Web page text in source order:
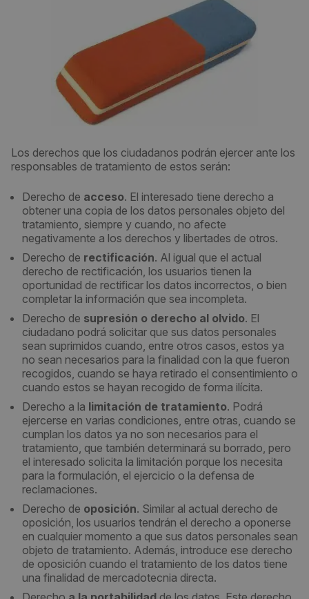
Los derechos que los ciudadanos podrán ejercer ante los
responsables de tratamiento de estos serán:
Derecho de acceso. El interesado tiene derecho a
obtener una copia de los datos personales objeto del
tratamiento, siempre y cuando, no afecte
negativamente a los derechos y libertades de otros.
Derecho de rectificación. Al igual que el actual
derecho de rectificación, los usuarios tienen la
oportunidad de rectificar los datos incorrectos, o bien
completar la información que sea incompleta.
Derecho de supresión o derecho al olvido. El
ciudadano podrá solicitar que sus datos personales
sean suprimidos cuando, entre otros casos, estos ya
no sean necesarios para la finalidad con la que fueron
recogidos, cuando se haya retirado el consentimiento o
cuando estos se hayan recogido de forma ilícita.
Derecho a la limitación de tratamiento. Podrá
ejercerse en varias condiciones, entre otras, cuando se
cumplan los datos ya no son necesarios para el
tratamiento, que también determinará su borrado, pero
el interesado solicita la limitación porque los necesita
para la formulación, el ejercicio o la defensa de
reclamaciones.
Derecho de oposición. Similar al actual derecho de
oposición, los usuarios tendrán el derecho a oponerse
en cualquier momento a que sus datos personales sean
objeto de tratamiento. Además, introduce ese derecho
de oposición cuando el tratamiento de los datos tiene
una finalidad de mercadotecnia directa.